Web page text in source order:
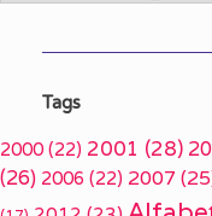
Tags
2000 (22) 2001 (28)
(26) 2006 (22) 2007